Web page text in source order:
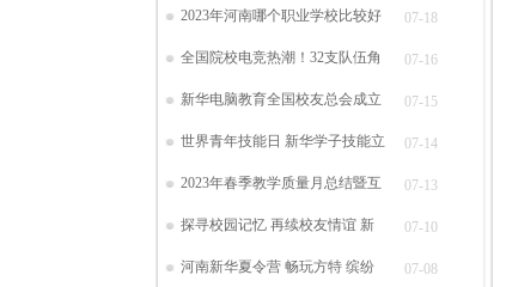
2023年河南哪个职业学校比较好 07-18
全国院校电竞热潮！32支队伍角 07-16
新华电脑教育全国校友总会成立 07-15
世界青年技能日 新华学子技能立 07-14
2023年春季教学质量月总结暨互 07-13
探寻校园记忆 再续校友情谊 新 07-10
河南新华夏令营 畅玩方特 缤纷 07-08